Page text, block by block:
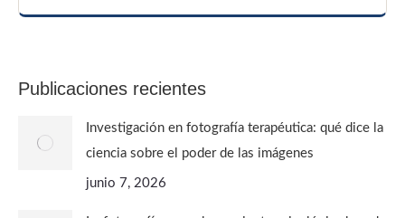
Publicaciones recientes
Investigación en fotografía terapéutica: qué dice la
ciencia sobre el poder de las imágenes
junio 7, 2026